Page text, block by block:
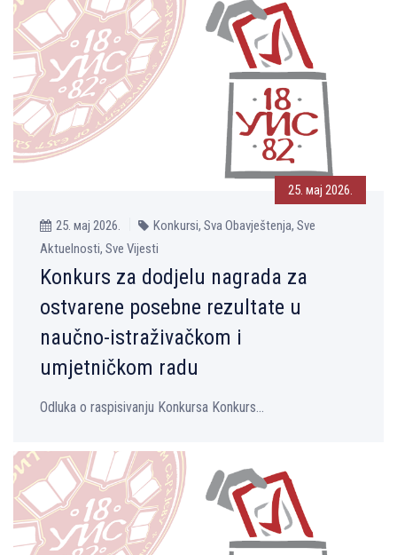
25. мај 2026.
25. мај 2026.
Konkursi, Sva Obavještenja, Sve
Aktuelnosti, Sve Vijesti
Konkurs za dodjelu nagrada za
ostvarene posebne rezultate u
naučno-istraživačkom i
umjetničkom radu
Odluka o raspisivanju Konkursa Konkurs...